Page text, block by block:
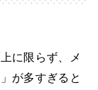
に限らず、メ
が多すぎると